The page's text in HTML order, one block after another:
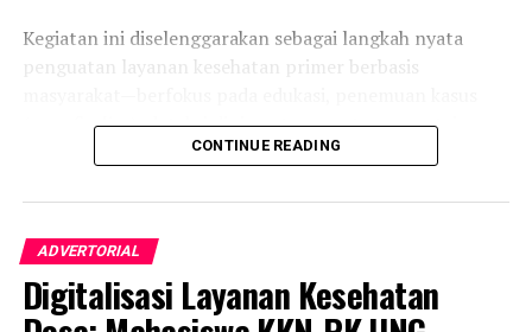
Kegiatan ini diselenggarakan sebagai langkah nyata
penguatan layanan kesehatan primer berbasis
case finding), deteksi dini, serta pemutusan rantai
penularan tuberkulosis (TBC) yang masih menjadi salah
Pelaksanaan program ini didampingi secara langsung
oleh tim Dosen Pembimbing Lapangan (DPL) KKN-PK
Desa Luwoo, yakni Dr. dr. Vivien Novarina A. Kasim,
M.Kes., dr. Siti Rakhmatia P. Th. Kum, M.Biomed., Ns. Nur
CONTINUE READING
ADVERTORIAL
Digitalisasi Layanan Kesehatan